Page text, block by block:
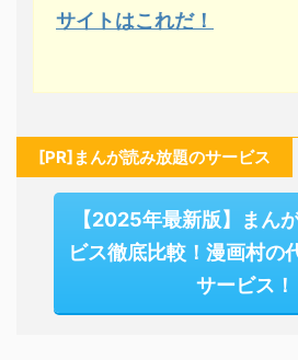
サイトはこれだ！
[PR]まんが読み放題のサービス
【2025年最新版】まん
ビス徹底比較！漫画村の
サービス！